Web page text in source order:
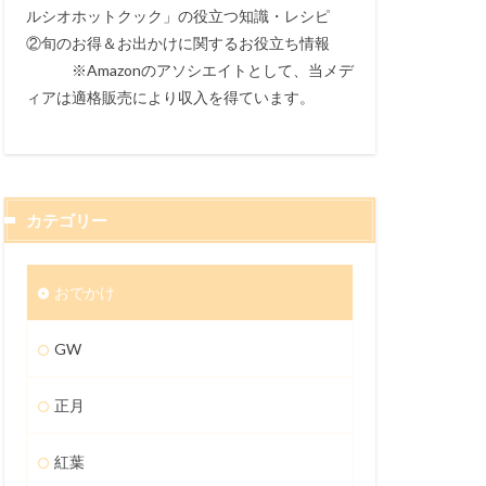
ルシオホットクック」の役立つ知識・レシピ
②旬のお得＆お出かけに関するお役立ち情報
※Amazonのアソシエイトとして、当メデ
ィアは適格販売により収入を得ています。
カテゴリー
おでかけ
GW
正月
紅葉